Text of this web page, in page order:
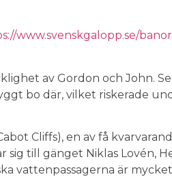
www.svenskgalopp.se/
av Gordon och John.
bo där, vilket riskerade
Cliffs), en av få
till gänget Niklas Lovén,
vattenpassagerna är